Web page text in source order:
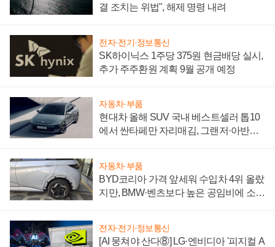
결 조치는 위법", 해제 명령 내려
전자·전기·정보통신
SK하이닉스 1주당 375원 현금배당 실시,
추가 주주환원 계획 9월 공개 예정
자동차·부품
현대차 올해 SUV 국내 베스트셀러 톱10
에서 싼타페만 자리매김, 그랜저·아반떼
자동차·부품
BYD코리아 가격 앞세워 수입차 4위 올랐
지만, BMW·벤츠보다 높은 공임비에 소비
전자·전기·정보통신
[AI 뭉쳐야 산다⑧] LG·엔비디아 '피지컬 A